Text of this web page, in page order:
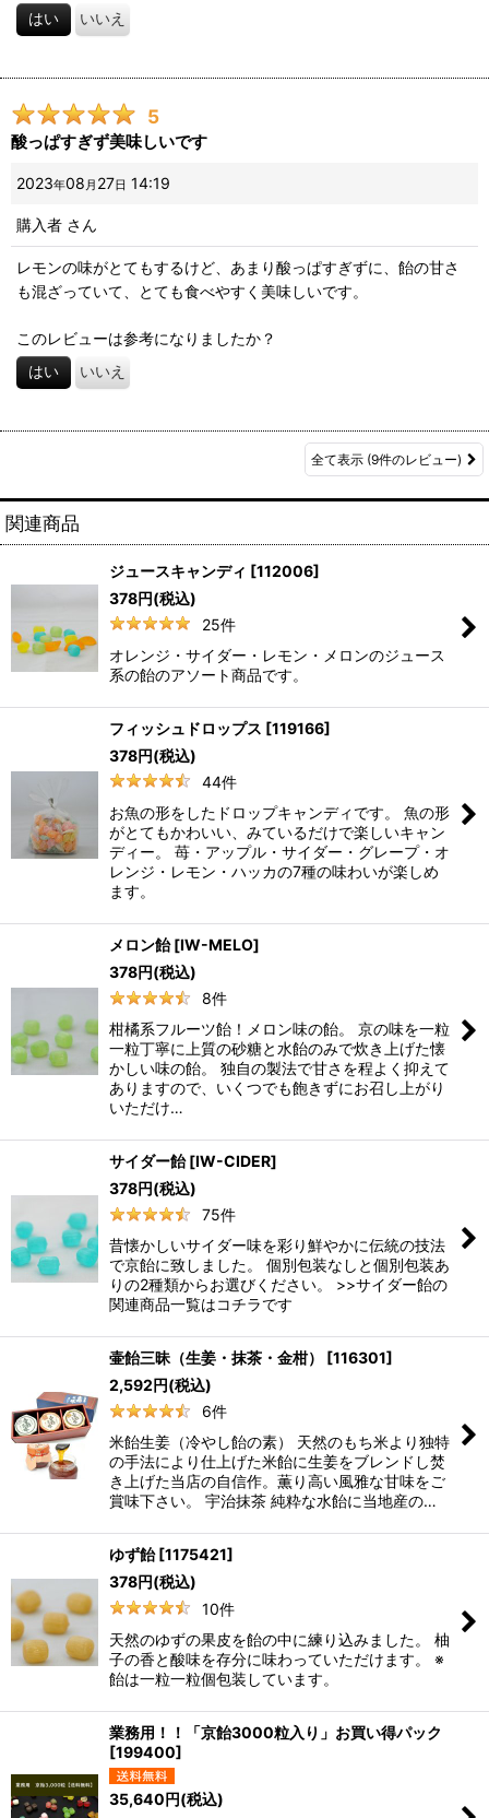
はい いいえ
5
酸っぱすぎず美味しいです
2023年08 月 27日 14:19
購入者 さん
レモンの味がとてもするけど、あまり酸っぱすぎずに、飴の甘さ
も混ざっていて、とても食べやすく美味しいです。
このレビューは参考になりましたか？
はい いいえ
全て表示 (9件のレビュー)
関連商品
ジュースキャンディ [112006]
378円(税込)
25件
オレンジ・サイダー・レモン・メロンのジュース
系の飴のアソート商品です。
フィッシュドロップス [119166]
378円(税込)
44件
お魚の形をしたドロップキャンディです。 魚の形
がとてもかわいい、みているだけで楽しいキャン
ディー。 苺・アップル・サイダー・グレープ・オ
レンジ・レモン・ハッカの7種の味わいが楽しめ
ます。
メロン飴 [IW-MELO]
378円(税込)
8件
柑橘系フルーツ飴！メロン味の飴。 京の味を一粒
一粒丁寧に上質の砂糖と水飴のみで炊き上げた懐
かしい味の飴。 独自の製法で甘さを程よく抑えて
ありますので、いくつでも飽きずにお召し上がり
いただけ…
サイダー飴 [IW-CIDER]
378円(税込)
75件
昔懐かしいサイダー味を彩り鮮やかに伝統の技法
で京飴に致しました。 個別包装なしと個別包装あ
りの2種類からお選びください。 >>サイダー飴の
関連商品一覧はコチラです
壷飴三昧（生姜・抹茶・金柑） [116301]
2,592円(税込)
6件
米飴生姜（冷やし飴の素） 天然のもち米より独特
の手法により仕上げた米飴に生姜をブレンドし焚
き上げた当店の自信作。薫り高い風雅な甘味をご
賞味下さい。 宇治抹茶 純粋な水飴に当地産の…
ゆず飴 [1175421]
378円(税込)
10件
天然のゆずの果皮を飴の中に練り込みました。 柚
子の香と酸味を存分に味わっていただけます。 ※
飴は一粒一粒個包装しています。
業務用！！「京飴3000粒入り」お買い得パック
[199400]
35,640円(税込)